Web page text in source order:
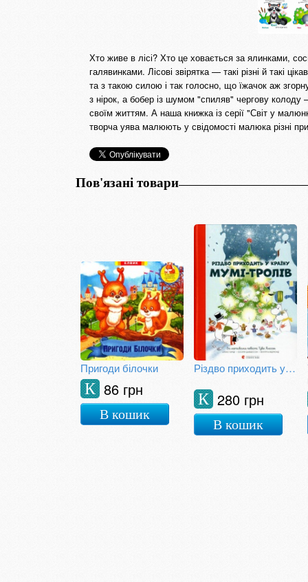
Хто живе в лісі? Хто це ховається за ялинками,
галявинками. Лісові звірятка — такі різні й такі
та з такою силою і так голосно, що їжачок аж
з нірок, а бобер із шумом "спиляв" чергову
своїм життям. А наша книжка із серії "Світ у
творча уява малюють у свідомості малюка різні
Пов'язані товари
Пригоди білочки
86 грн
К
В кошик
Різдво приходить у Країну Мумі-тролів
280 грн
К
В кошик